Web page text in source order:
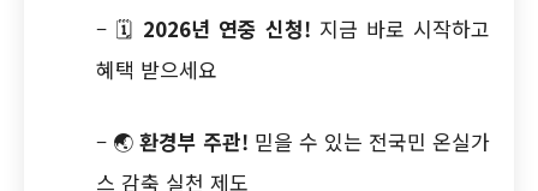
– 🗓️ 2026년 연중 신청! 지금 바로 시작하고
혜택 받으세요
– 🌏 환경부 주관! 믿을 수 있는 전국민 온실가
스 감축 실천 제도